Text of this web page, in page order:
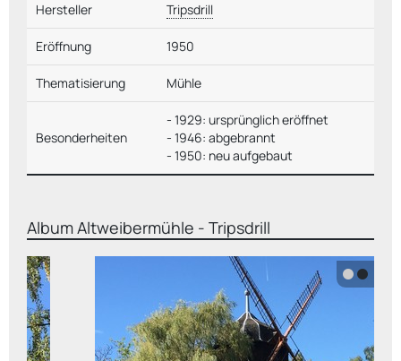
Hersteller Tripsdrill
Eröffnung 1950
Thematisierung Mühle
Besonderheiten
- 1929: ursprünglich eröffnet
- 1946: abgebrannt
- 1950: neu aufgebaut
AlbumAltweibermühle - Tripsdrill